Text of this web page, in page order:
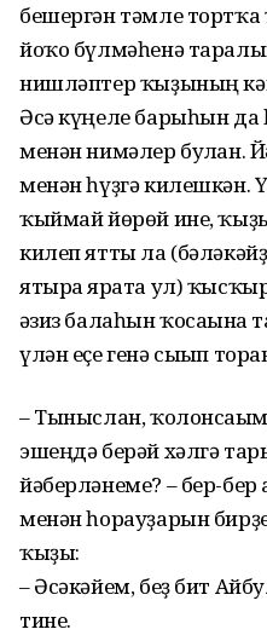
бешергән тәмле
йоҡо бүлмәһенә
нишләптер ҡыҙының
Әсә күңеле барыһын да
менән нимәлер булған.
менән һүҙгә килешкән.
ҡыймай йөрөй ине,
килеп ятты ла
ятырға ярата ул)
ғәзиз балаһын ҡосағына
үлән еҫе генә сығып
– Тыныслан,
эшеңдә берәй хәлгә
йәберләнеме? – бер-
менән һорауҙарын
ҡыҙы:
– Әсәкәйем, беҙ бит
тине.